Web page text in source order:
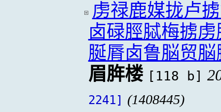
虏禄鹿媒拢卢
卤碌脛脦梅掳
脠脣卤鲁脳贸
眉脌楼 [118 b]
2241] (1408445)